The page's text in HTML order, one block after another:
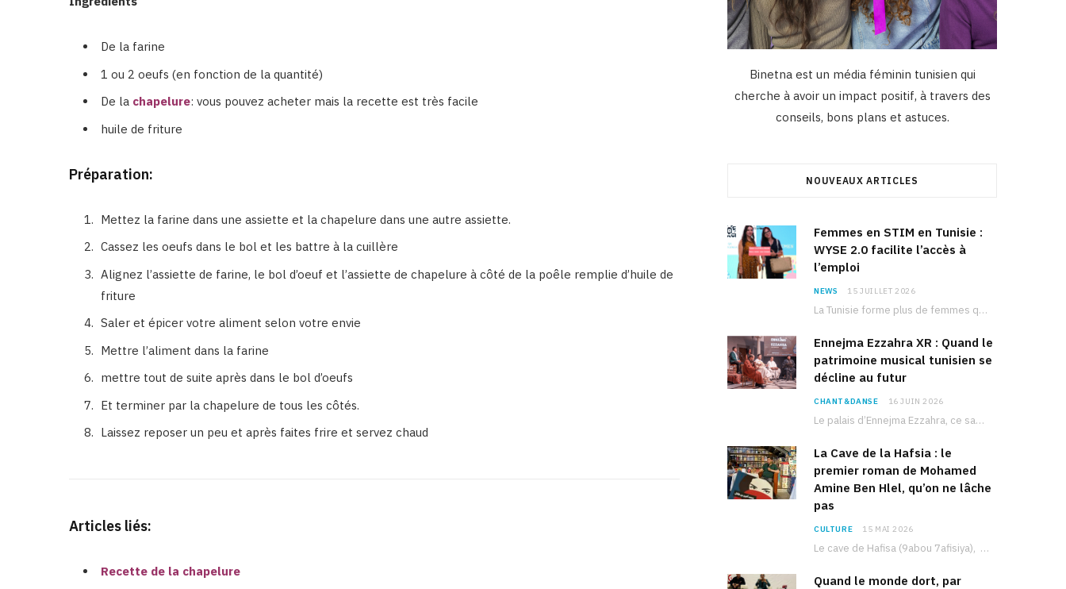
De la farine
1 ou 2 oeufs (en fonction de la quantité)
De la chapelure: vous pouvez acheter mais la recette est très facile
huile de friture
Préparation:
Mettez la farine dans une assiette et la chapelure dans une autre assiette.
Cassez les oeufs dans le bol et les battre à la cuillère
Alignez l’assiette de farine, le bol d’oeuf et l’assiette de chapelure à côté de la poêle remplie d’huile de
friture
Saler et épicer votre aliment selon votre envie
Mettre l’aliment dans la farine
mettre tout de suite après dans le bol d’oeufs
Et terminer par la chapelure de tous les côtés.
Laissez reposer un peu et après faites frire et servez chaud
Articles liés:
Recette de la chapelure
Binetna est un média féminin tunisien qui
cherche à avoir un impact positif, à travers des
conseils, bons plans et astuces.
NOUVEAUX ARTICLES
Femmes en STIM en Tunisie :
WYSE 2.0 facilite l’accès à
l’emploi
NEWS 15 JUILLET 2026
La Tunisie forme plus de femmes que d’hommes dans les filières scientifiques. Pourtant, pour beaucoup…
Ennejma Ezzahra XR : Quand le
patrimoine musical tunisien se
décline au futur
CHANT&DANSE 16 JUIN 2026
Le palais d’Ennejma Ezzahra, ce sanctuaire de la musique tunisienne et méditerranéenne construit par le…
La Cave de la Hafsia : le
premier roman de Mohamed
Amine Ben Hlel, qu’on ne lâche
pas
CULTURE 15 MAI 2026
Le cave de Hafisa (9abou 7afisiya), premier roman du journaliste tunisien Mohamed Amine Ben Hlel,…
Quand le monde dort, par